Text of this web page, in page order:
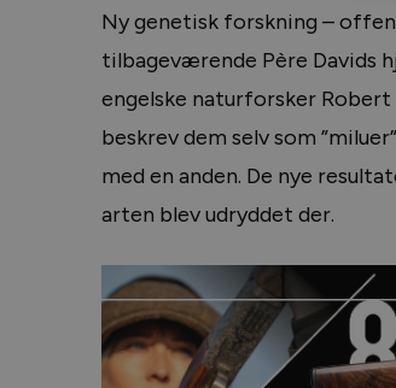
Ny genetisk forskning –
tilbageværende Père Davids
engelske naturforsker
beskrev dem selv som
med en anden. De nye
arten blev udryddet der.